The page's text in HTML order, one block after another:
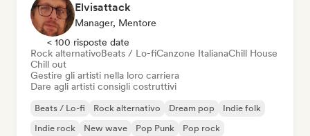
Elvisattack
Manager, Mentore
< 100 risposte date
Rock alternativoBeats / Lo-fiCanzone ItalianaChill House
Chill out
Gestire gli artisti nella loro carriera
Dare agli artisti consigli costruttivi
Beats / Lo-fi Rock alternativo Dream pop
Indie folk
Indie rock
New wave Pop Punk Pop rock